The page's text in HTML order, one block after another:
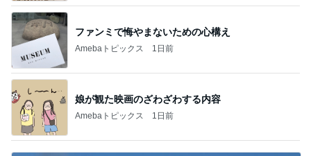
ファンミで悔やまないための心構え
Amebaトピックス 1日前
娘が観た映画のざわざわする内容
Amebaトピックス 1日前